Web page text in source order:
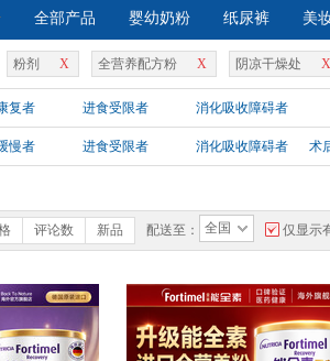
全部产品 婴幼奶粉 纸尿裤 美
X
粉剂 X
全营养配方粉 X
阴凉干燥处
复者 进食受限者 消化吸收障碍者
慢者 进食受限者 消化吸收障碍者 术
评论数 新品 配送至： 全国 仅显示